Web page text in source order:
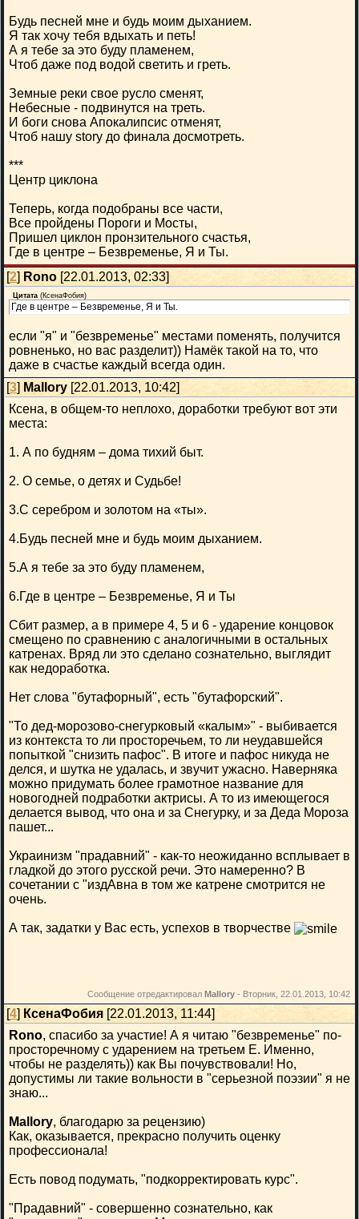
Будь песней мне и будь моим дыханием.
Я так хочу тебя вдыхать и петь!
А я тебе за это буду пламенем,
Чтоб даже под водой светить и греть.
Земные реки свое русло сменят,
Небесные - подвинутся на треть.
И боги снова Апокалипсис отменят,
Чтоб нашу story до финала досмотреть.
***
Центр циклона
Теперь, когда подобраны все части,
Все пройдены Пороги и Мосты,
Пришел циклон пронзительного счастья,
Где в центре – Безвременье, Я и Ты.
[2] Rono [22.01.2013, 02:33]
Цитата (КсенаФобия)
Где в центре – Безвременье, Я и Ты.
если "я" и "безвременье" местами поменять, получится
ровненько, но вас разделит)) Намёк такой на то, что
даже в счастье каждый всегда один.
[3] Mallory [22.01.2013, 10:42]
Ксена, в общем-то неплохо, доработки требуют вот эти
места:
1. А по будням – дома тихий быт.
2. О семье, о детях и Судьбе!
3.С серебром и золотом на «ты».
4.Будь песней мне и будь моим дыханием.
5.А я тебе за это буду пламенем,
6.Где в центре – Безвременье, Я и Ты
Сбит размер, а в примере 4, 5 и 6 - ударение концовок
смещено по сравнению с аналогичными в остальных
катренах. Вряд ли это сделано сознательно, выглядит
как недоработка.
Нет слова "бутафорный", есть "бутафорский".
"То дед-морозово-снегурковый «калым»" - выбивается
из контекста то ли просторечьем, то ли неудавшейся
попыткой "снизить пафос". В итоге и пафос никуда не
делся, и шутка не удалась, и звучит ужасно. Наверняка
можно придумать более грамотное название для
новогодней подработки актрисы. А то из имеющегося
делается вывод, что она и за Снегурку, и за Деда Мороза
пашет...
Украинизм "прадавний" - как-то неожиданно всплывает в
гладкой до этого русской речи. Это намеренно? В
сочетании с "издАвна в том же катрене смотрится не
очень.
А так, задатки у Вас есть, успехов в творчестве
Сообщение отредактировал Mallory - Вторник, 22.01.2013, 10:42
[4] КсенаФобия [22.01.2013, 11:44]
Rono, спасибо за участие! А я читаю "безвременье" по-
просторечному с ударением на третьем Е. Именно,
чтобы не разделять)) как Вы почувствовали! Но,
допустимы ли такие вольности в "серьезной поэзии" я не
знаю...
Mallory, благодарю за рецензию)
Как, оказывается, прекрасно получить оценку
профессионала!
Есть повод подумать, "подкорректировать курс".
"Прадавний" - совершенно сознательно, как